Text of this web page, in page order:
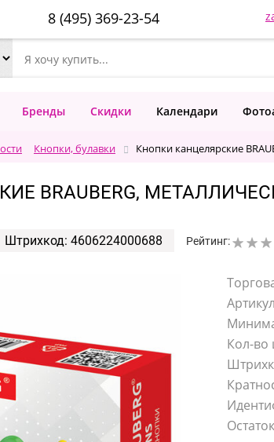
8 (495) 369-23-54
Бренды Скидки Календари
Кнопки, булавки Кнопки канцелярские
BRAUBERG,
Штрихкод: 4606224000688 Рейтинг:
Артикул
Кол-во
Остаток